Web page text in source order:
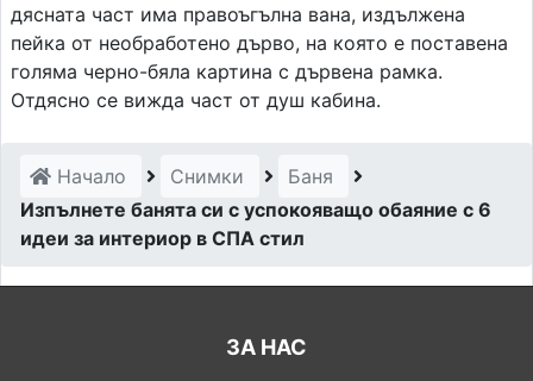
дясната част има правоъгълна вана, издължена
пейка от необработено дърво, на която е поставена
голяма черно-бяла картина с дървена рамка.
Отдясно се вижда част от душ кабина.
Начало Снимки
Баня
Изпълнете банята си с успокояващо обаяние с 6
идеи за интериор в СПА стил
ЗА НАС